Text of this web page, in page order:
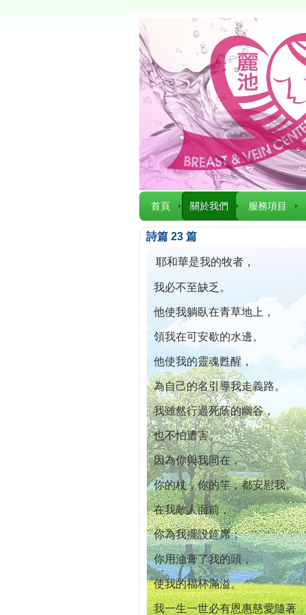
首頁 關於我們 服務項目
詩篇 23 篇
耶和華是我的牧者，
我必不至缺乏。
他使我躺臥在青草地上，
領我在可安歇的水邊。
他使我的靈魂甦醒，
為自己的名引導我走義路。
我雖然行過死蔭的幽谷，
也不怕遭害。
因為你與我同在，
你的杖，你的竿，都安慰我。
在我敵人面前，
你為我擺設筵席；
你用油膏了我的頭，
使我的福杯滿溢。
我一生一世必有恩惠慈愛隨著